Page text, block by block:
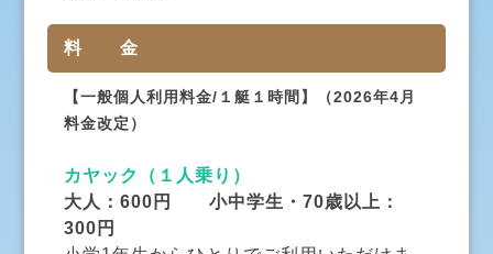
料 金
【一般個人利用料金/１艇１時間】（2026年4月
料金改定）
カヤック（１人乗り）
大人：600円 小中学生・70歳以上：
300円